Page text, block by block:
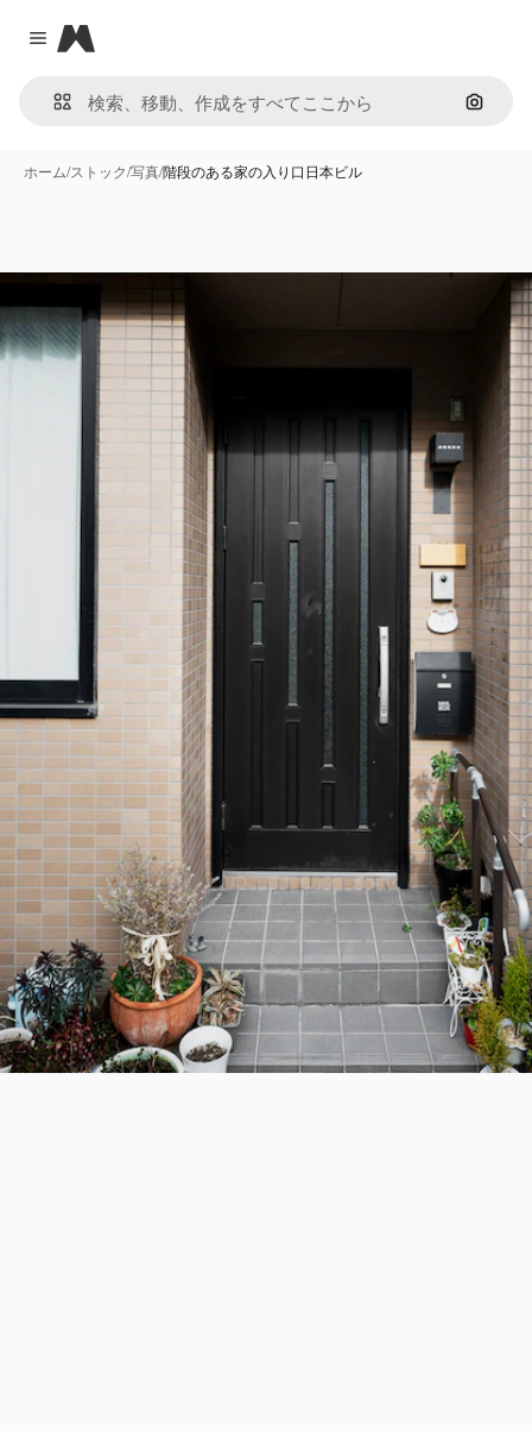
Close menu
Magnific
画像で
ホーム/ストック/写真/階段のある家の入り口日本ビル